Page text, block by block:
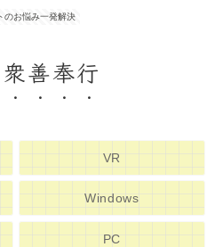
のお悩み一発解決
善奉行
VR
Windows
PC